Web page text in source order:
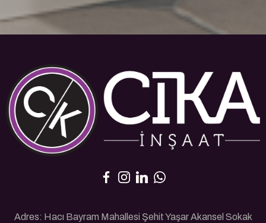
Adres: Hacı Bayram Mahallesi Şehit Yaşar Akansel Sokak